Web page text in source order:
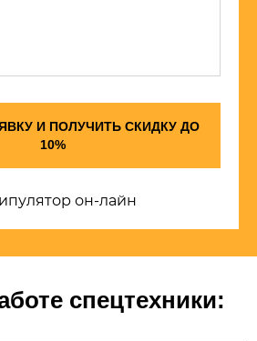
И ПОЛУЧИТЬ СКИДКУ ДО
10%
спецтехники: